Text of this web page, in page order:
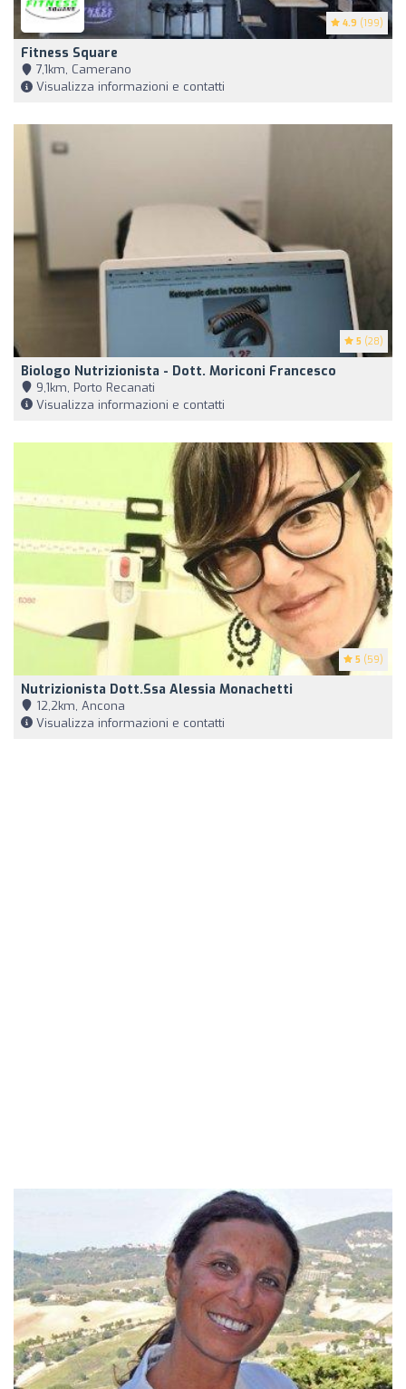
4.9 (199)
Fitness Square
7,1km, Camerano
Visualizza informazioni e contatti
5 (28)
Biologo Nutrizionista - Dott. Moriconi Francesco
9,1km, Porto Recanati
Visualizza informazioni e contatti
5 (59)
Nutrizionista Dott.ssa Alessia Monachetti
12,2km, Ancona
Visualizza informazioni e contatti